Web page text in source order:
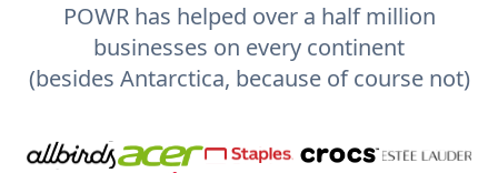
POWR has helped over a half million
businesses on every continent
(besides Antarctica, because of course not)